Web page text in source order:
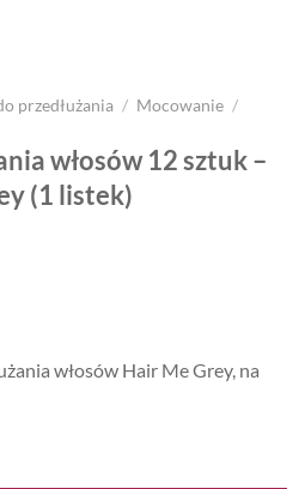
przedłużania / Mocowanie /
włosów 12 sztuk –
(1 listek)
włosów Hair Me Grey, na